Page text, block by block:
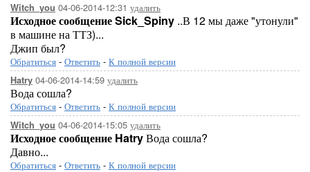
Witch_you 04-06-2014-12:31 удалить
Исходное сообщение Sick_Spiny ..В 12 мы даже "утонули"
в машине на ТТЗ)...
Джип был?
Обратиться - Ответить - К полной версии
Hatry 04-06-2014-14:59 удалить
Вода сошла?
Обратиться - Ответить - К полной версии
Witch_you 04-06-2014-15:05 удалить
Исходное сообщение HatryВода сошла?
Давно...
Обратиться - Ответить - К полной версии